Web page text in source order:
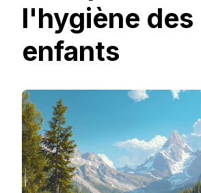
l'hygiène des
enfants